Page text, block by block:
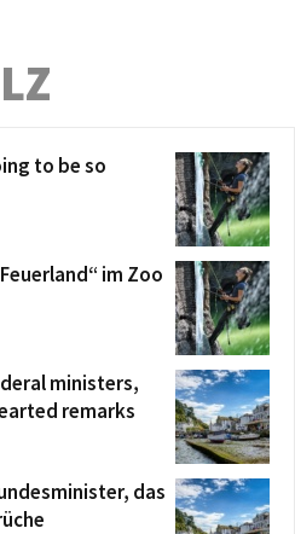
to be so
im Zoo
ministers,
remarks
das